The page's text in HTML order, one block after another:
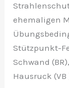
ehemaligen
Stützpunkt-
Schwand
Hausruck